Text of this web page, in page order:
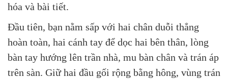
hóa và bài tiết.
Đầu tiên, bạn nằm sấp với hai chân duỗi thẳng
hoàn toàn, hai cánh tay để dọc hai bên thân, lòng
bàn tay hướng lên trần nhà, mu bàn chân và trán áp
trên sàn. Giữ hai đầu gối rộng bằng hông, vùng trán